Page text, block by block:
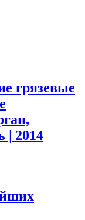
грязевые
| 2014